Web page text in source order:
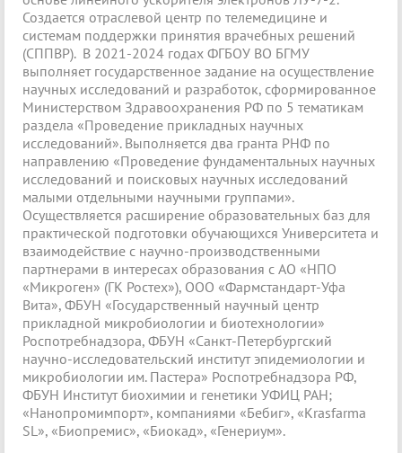
Создается отраслевой центр по телемедицине и
системам поддержки принятия врачебных решений
(СППВР). В 2021-2024 годах ФГБОУ ВО БГМУ
выполняет государственное задание на осуществление
научных исследований и разработок, сформированное
Министерством Здравоохранения РФ по 5 тематикам
раздела «Проведение прикладных научных
исследований». Выполняется два гранта РНФ по
направлению «Проведение фундаментальных научных
исследований и поисковых научных исследований
малыми отдельными научными группами».
Осуществляется расширение образовательных баз для
практической подготовки обучающихся Университета и
взаимодействие с научно-производственными
партнерами в интересах образования с АО «НПО
«Микроген» (ГК Ростех»), ООО «Фармстандарт-Уфа
Вита», ФБУН «Государственный научный центр
прикладной микробиологии и биотехнологии»
Роспотребнадзора, ФБУН «Санкт-Петербургский
научно-исследовательский институт эпидемиологии и
микробиологии им. Пастера» Роспотребнадзора РФ,
ФБУН Институт биохимии и генетики УФИЦ РАН;
«Нанопромимпорт», компаниями «Бебиг», «Krasfarma
SL», «Биопремис», «Биокад», «Генериум».